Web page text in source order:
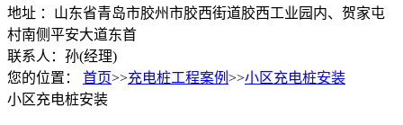
地址 ：山东省青岛市胶州市胶西街道胶西工业园内、贺家屯
村南侧平安大道东首
联系人：孙(经理)
您的位置：
首页>>充电桩工程案例 >>小区充电桩安装
小区充电桩安装